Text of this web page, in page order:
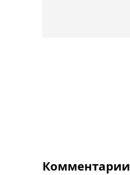
Комментарии